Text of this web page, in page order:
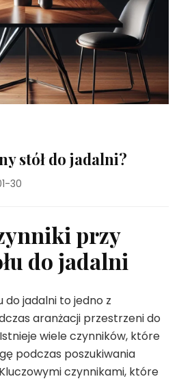
stół do jadalni?
30
przy
do jadalni
do jadalni to jedno z
aranżacji przestrzeni do
wiele czynników, które
podczas poszukiwania
czynnikami, które